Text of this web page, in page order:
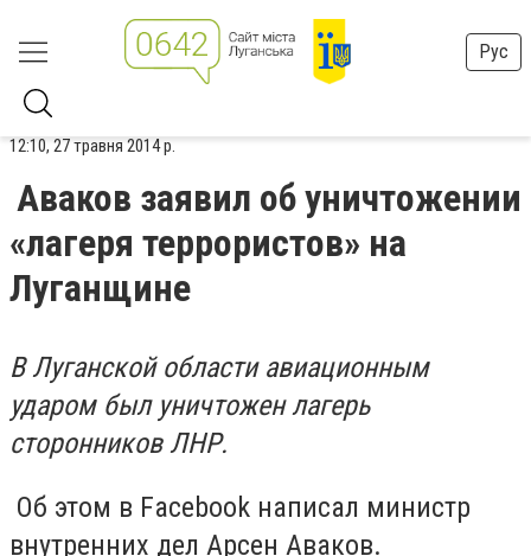
Рус
12:10, 27 травня 2014 р.
Аваков заявил об уничтожении
«лагеря террористов» на
Луганщине
В Луганской области авиационным
ударом был уничтожен лагерь
сторонников ЛНР.
Об этом в Facebook написал министр
внутренних дел Арсен Аваков.